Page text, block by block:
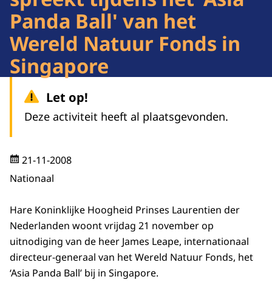
Panda Ball' van het
Wereld Natuur Fonds in
Singapore
Let op!
Deze activiteit heeft al plaatsgevonden.
21-11-2008
Nationaal
Hare Koninklijke Hoogheid Prinses Laurentien der
Nederlanden woont vrijdag 21 november op
uitnodiging van de heer James Leape, internationaal
directeur-generaal van het Wereld Natuur Fonds, het
‘Asia Panda Ball’ bij in Singapore.